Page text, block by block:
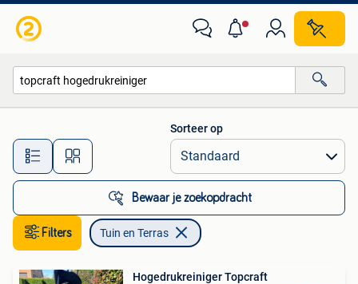
Alle afstanden…
Sorteer op
Bewaar je zoekopdracht
Filters Tuin en Terras
Hogedrukreiniger Topcraft